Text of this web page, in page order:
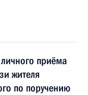
приёма
жителя
по поручению